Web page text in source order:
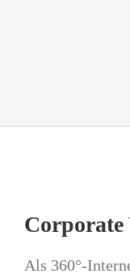
Corporate
Als 360°-